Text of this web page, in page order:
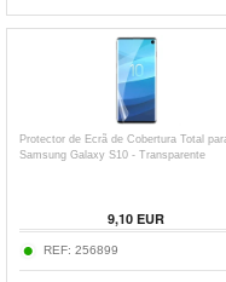
Protector de Ecrã de Cobertura Total
Samsung Galaxy S10 - Transparente
9,10EUR
REF: 256899